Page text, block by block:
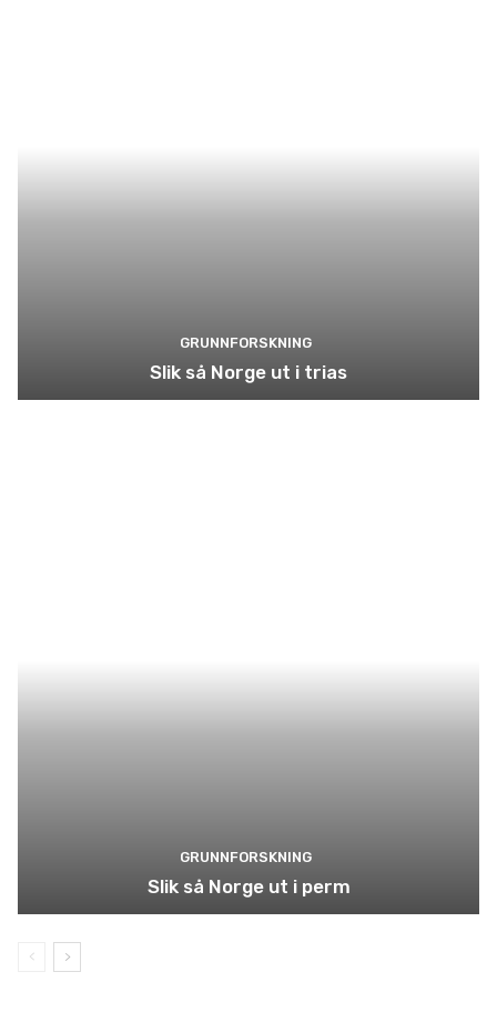
GRUNNFORSKNING
Slik så Norge ut i trias
GRUNNFORSKNING
Slik så Norge ut i perm